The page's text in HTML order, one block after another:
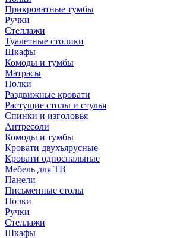
Прикроватные тумбы
Ручки
Стеллажи
Туалетные столики
Шкафы
Комоды и тумбы
Матрасы
Полки
Раздвижные кровати
Растущие столы и стулья
Спинки и изголовья
Антресоли
Комоды и тумбы
Кровати двухъярусные
Кровати односпальные
Мебель для ТВ
Панели
Письменные столы
Полки
Ручки
Стеллажи
Шкафы